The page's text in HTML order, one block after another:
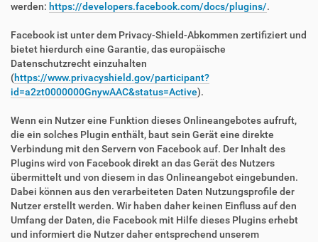
werden: https://developers.facebook.com/docs/plugins/.
Facebook ist unter dem Privacy-Shield-Abkommen zertifiziert und
bietet hierdurch eine Garantie, das europäische
Datenschutzrecht einzuhalten
(https://www.privacyshield.gov/participant?
id=a2zt0000000GnywAAC&status=Active).
Wenn ein Nutzer eine Funktion dieses Onlineangebotes aufruft,
die ein solches Plugin enthält, baut sein Gerät eine direkte
Verbindung mit den Servern von Facebook auf. Der Inhalt des
Plugins wird von Facebook direkt an das Gerät des Nutzers
übermittelt und von diesem in das Onlineangebot eingebunden.
Dabei können aus den verarbeiteten Daten Nutzungsprofile der
Nutzer erstellt werden. Wir haben daher keinen Einfluss auf den
Umfang der Daten, die Facebook mit Hilfe dieses Plugins erhebt
und informiert die Nutzer daher entsprechend unserem